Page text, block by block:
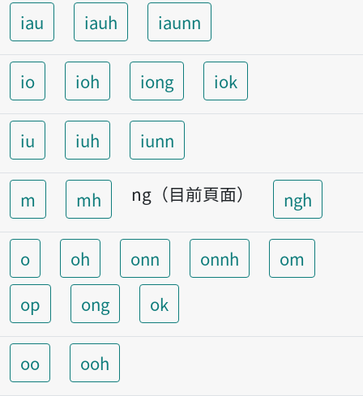
iau iauh iaunn
io ioh iong iok
iu iuh iunn
m mh ng（目前頁面） ngh
o oh onn onnh
om
op
ong ok
oo ooh